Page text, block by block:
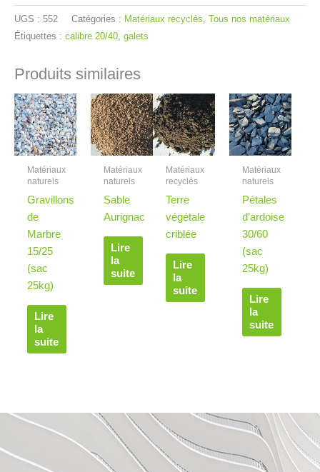
UGS : 552 Catégories : Matériaux recyclés Tous nos matériaux
Étiquettes : calibre 20/40 galets
Produits similaires
Matériaux
naturels
Gravillons
de
Marbre
15/25
(sac
25kg)
Lire
la
suite
Matériaux
naturels
Sable
Aurignac
Lire
la
suite
Matériaux
recyclés
Terre
végétale
criblée
Lire
la
suite
Matériaux
naturels
Pétales
d’ardoise
30/60
(sac
25kg)
Lire
la
suite